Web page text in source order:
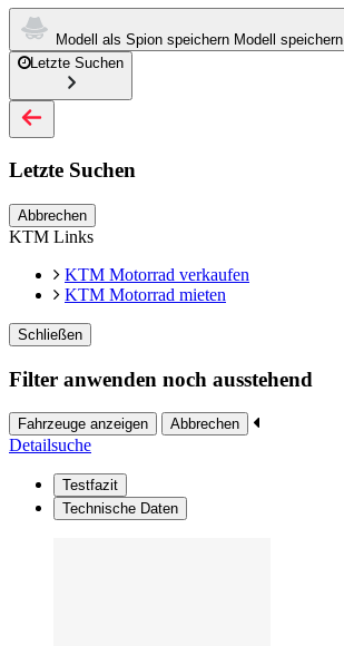
Modell als Spion speichern Modell speichern
Letzte Suchen
Letzte Suchen
Abbrechen
KTM Links
KTM Motorrad verkaufen
KTM Motorrad mieten
Schließen
Filter anwenden noch ausstehend
Fahrzeuge anzeigen Abbrechen
Detailsuche
Testfazit
Technische Daten